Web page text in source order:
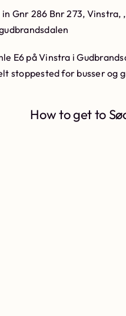
Gnr 286 Bnr 273, Vinstra,
E6 på Vinstra i
stoppested for busser og
How to get to